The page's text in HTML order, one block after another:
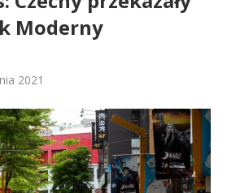
Moderny
2021